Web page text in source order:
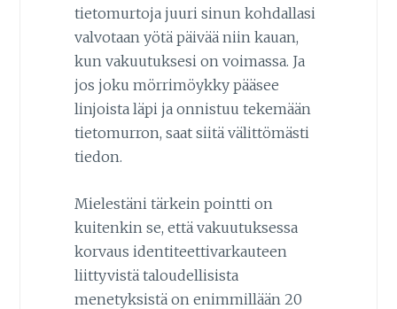
tietomurtoja juuri sinun kohdallasi
valvotaan yötä päivää niin kauan,
kun vakuutuksesi on voimassa. Ja
jos joku mörrimöykky pääsee
linjoista läpi ja onnistuu tekemään
tietomurron, saat siitä välittömästi
tiedon.
Mielestäni tärkein pointti on
kuitenkin se, että vakuutuksessa
korvaus identiteettivarkauteen
liittyvistä taloudellisista
menetyksistä on enimmillään 20